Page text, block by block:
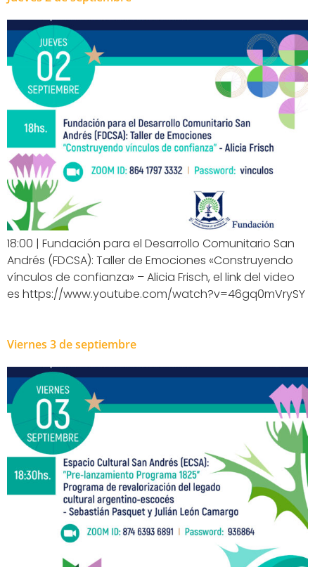
18:00 | Fundación para el Desarrollo Comunitario San
Andrés (FDCSA): Taller de Emociones «Construyendo
vínculos de confianza» – Alicia Frisch, el link del video
es https://www.youtube.com/watch?v=46gq0mVrySY
Viernes 3 de septiembre